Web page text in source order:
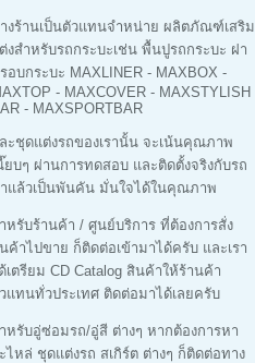
งร้านเป็นตัวแทนจำหน่าย ผลิตภัณฑ์เสริม
งสำหรับรถกระบะเช่น พื้นปูรถกระบะ ฝา
อบกระบะ MAXLINER - MAXBOX -
- MAXCOVER - MAXSTYLISH
- MAXSPORTBAR
ะชุดแต่งรถของเรานั้น จะเน้นคุณภาพ
ยบๆ ผ่านการทดสอบ และติดตั้งจริงกับรถ
แล้วเป็นพันคัน มั่นใจได้ในคุณภาพ
หรับร้านค้า / ศูนย์บริการ ที่ต้องการสั่ง
ค้าไปขาย ก็ติดต่อเข้ามาได้ครับ และเรา
เตรียม CD Catalog สินค้าให้ร้านค้า
แทนทั่วประเทศ ติดต่อมาได้เลยครับ
หรับอู่ซ่อมรถ/อู่สี ต่างๆ หากต้องการหา
ไหล่ ชุดแต่งรถ สเกิร์ต ต่างๆ ก็ติดต่อทาง